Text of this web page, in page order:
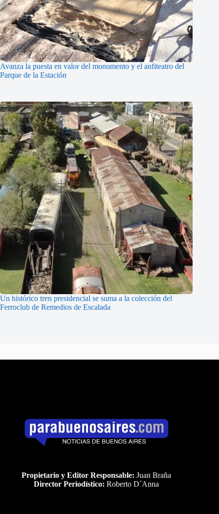
Avanza la puesta en valor del monumento y el anfiteatro del
Parque de la Estación
Un histórico tren presidencial se suma a la colección del
Ferroclub de Remedios de Escalada
Propietario y Editor Responsable: Juan Braña
Director Periodístico: Roberto D´Anna